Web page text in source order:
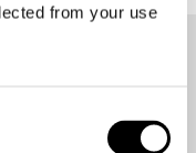
from your use